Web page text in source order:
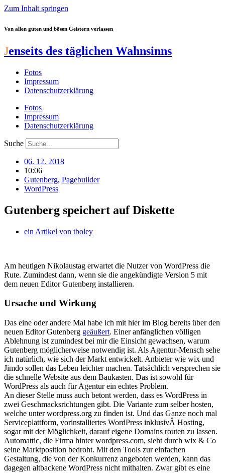
Zum Inhalt springen
Von allen guten und bösen Geistern verlassen
Jenseits des täglichen Wahnsinns
Fotos
Impressum
Datenschutzerklärung
Fotos
Impressum
Datenschutzerklärung
Suche
06. 12. 2018
10:06
Gutenberg, Pagebuilder
WordPress
Gutenberg speichert auf Diskette
ein Artikel von tboley
Am heutigen Nikolaustag erwartet die Nutzer von WordPress die
Rute. Zumindest dann, wenn sie die angekündigte Version 5 mit
dem neuen Editor Gutenberg installieren.
Ursache und Wirkung
Das eine oder andere Mal habe ich mit hier im Blog bereits über den
neuen Editor Gutenberg geäußert. Einer anfänglichen völligen
Ablehnung ist zumindest bei mir die Einsicht gewachsen, warum
Gutenberg möglicherweise notwendig ist. Als Agentur-Mensch sehe
ich natürlich, wie sich der Markt entwickelt. Anbieter wie wix und
Jimdo sollen das Leben leichter machen. Tatsächlich versprechen sie
die schnelle Website aus dem Baukasten. Das ist sowohl für
WordPress als auch für Agentur ein echtes Problem.
An dieser Stelle muss auch betont werden, dass es WordPress in
zwei Geschmacksrichtungen gibt. Die Variante zum selber hosten,
welche unter wordpress.org zu finden ist. Und das Ganze noch mal
Serviceplattform, vorinstalliertes WordPress inklusivÂ Hosting,
sogar mit der Möglichkeit, darauf eigene Domains routen zu lassen.
Automattic, die Firma hinter wordpress.com, sieht durch wix & Co
seine Marktposition bedroht. Mit den Tools zur einfachen
Gestaltung, die von der Konkurrenz angeboten werden, kann das
dagegen altbackene WordPress nicht mithalten. Zwar gibt es eine